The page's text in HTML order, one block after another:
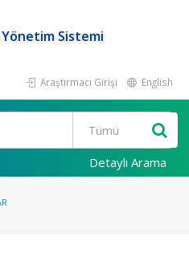
Sistemi
Araştırmacı Girişi English
Detaylı Arama